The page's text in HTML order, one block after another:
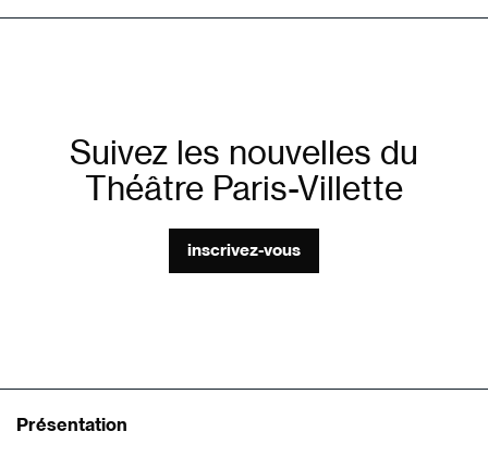
Suivez les nouvelles du
Théâtre Paris-Villette
inscrivez-vous
Présentation